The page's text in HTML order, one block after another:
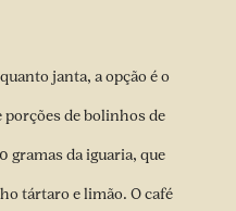
janta, a opção é o
porções de bolinhos de
gramas da iguaria, que
tártaro e limão. O café